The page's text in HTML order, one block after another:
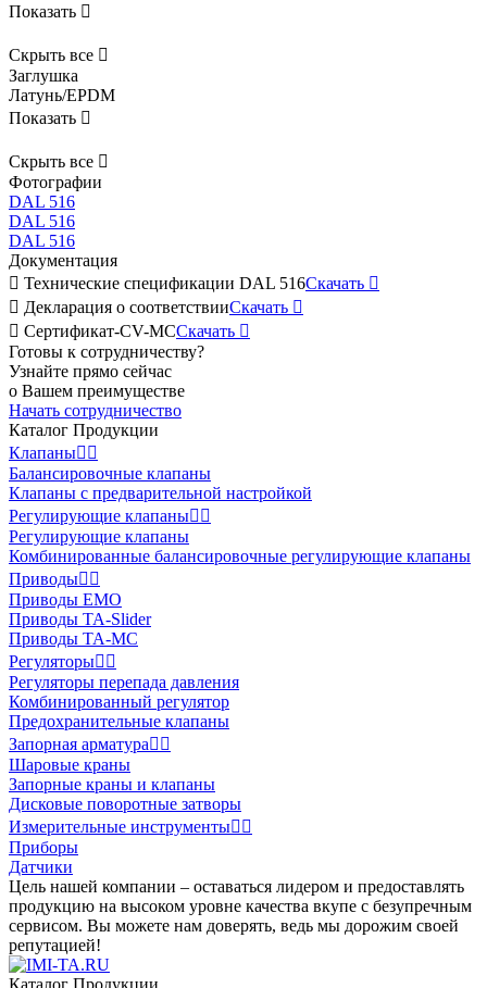
Показать 
Скрыть все 
Заглушка
Латунь/EPDM
Показать 
Скрыть все 
Фотографии
DAL 516
DAL 516
DAL 516
Документация
 Технические спецификации DAL 516Скачать 
 Декларация о соответствииСкачать 
 Сертификат-CV-MCСкачать 
Готовы к сотрудничеству?
Узнайте прямо сейчас
о Вашем преимуществе
Начать сотрудничество
Каталог Продукции
Клапаны 
Балансировочные клапаны
Клапаны с предварительной настройкой
Регулирующие клапаны 
Регулирующие клапаны
Комбинированные балансировочные регулирующие клапаны
Приводы 
Приводы EMO
Приводы TA-Slider
Приводы TA-MC
Регуляторы 
Регуляторы перепада давления
Комбинированный регулятор
Предохранительные клапаны
Запорная арматура 
Шаровые краны
Запорные краны и клапаны
Дисковые поворотные затворы
Измерительные инструменты 
Приборы
Датчики
Цель нашей компании – оставаться лидером и предоставлять
продукцию на высоком уровне качества вкупе с безупречным
сервисом. Вы можете нам доверять, ведь мы дорожим своей
репутацией!
Каталог Продукции